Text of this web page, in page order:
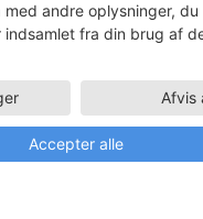
PLAN 5 (87 M2)
- 22.03.2004
andre oplysninger,
indsamlet fra din brug af
Afvis
Accepter alle